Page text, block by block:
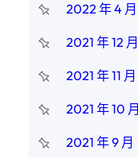
2022 年 4 月
2021 年 12 月
2021 年 11 月
2021 年 10 月
2021 年 9 月